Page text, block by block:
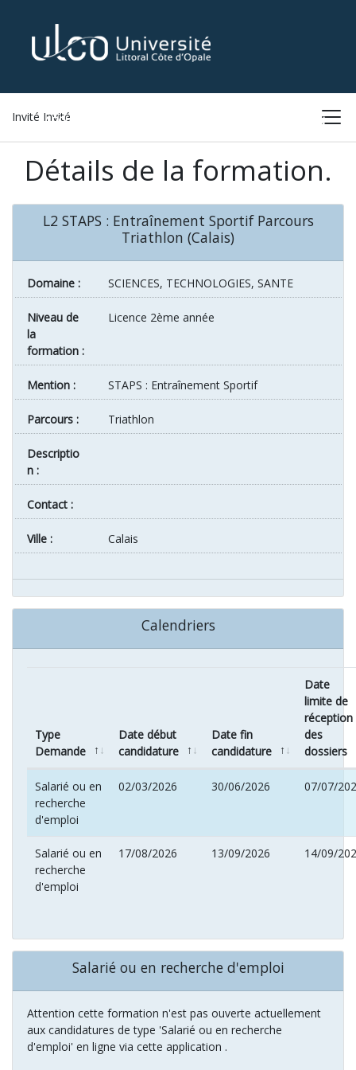
Invité Invité
ACCUEIL CONNEXION
Détails de la formation.
L2 STAPS : Entraînement Sportif Parcours
Triathlon (Calais)
Domaine : SCIENCES, TECHNOLOGIES, SANTE
Niveau de
la
formation :
Licence 2ème année
Mention : STAPS : Entraînement Sportif
Parcours : Triathlon
Descriptio
n :
Contact :
ville : Calais
Calendriers
Type
Demande
Date début
candidature
Date fin
candidature
Date
limite de
réception
des
dossiers
Salarié ou en
recherche
d'emploi
02/03/2026 30/06/2026 07/07/
Salarié ou en
recherche
d'emploi
17/08/2026 13/09/2026 14/09/
Salarié ou en recherche d'emploi
Attention cette formation n'est pas ouverte actuellement
aux candidatures de type 'Salarié ou en recherche
d'emploi' en ligne via cette application .